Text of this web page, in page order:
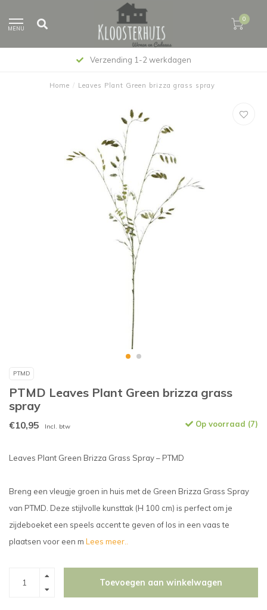
MENU
0
Verzending 1-2 werkdagen
Home / Leaves Plant Green brizza grass spray
PTMD
PTMD Leaves Plant Green brizza grass
spray
€10,95 Incl. btw Op voorraad (7)
Leaves Plant Green Brizza Grass Spray – PTMD
Breng een vleugje groen in huis met de Green Brizza Grass Spray
van PTMD. Deze stijlvolle kunsttak (H 100 cm) is perfect om je
zijdeboeket een speels accent te geven of los in een vaas te
plaatsen voor een m Lees meer..
Toevoegen aan winkelwagen